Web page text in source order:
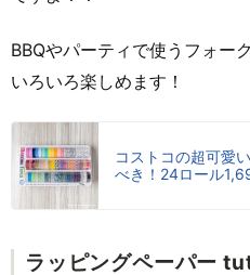
BBQやパーティで使うフォー
いろいろ楽しめます！
コストコの超可愛
べき！24ロール
ラッピングペーパー